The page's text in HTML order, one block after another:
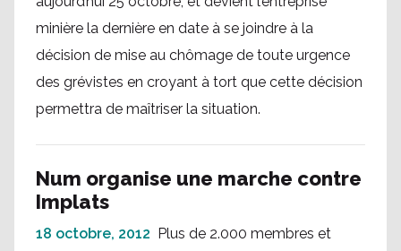
minière la dernière en date à se joindre à la
décision de mise au chômage de toute urgence
des grévistes en croyant à tort que cette décision
permettra de maîtriser la situation.
Num organise une marche contre
Implats
18 octobre, 2012 Plus de 2.000 membres et